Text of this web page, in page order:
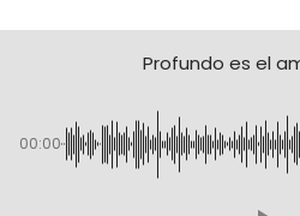
Profundo es el
00:00